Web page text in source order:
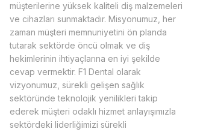
müşterilerine yüksek kaliteli diş malzemeleri
ve cihazları sunmaktadır. Misyonumuz, her
zaman müşteri memnuniyetini ön planda
tutarak sektörde öncü olmak ve diş
hekimlerinin ihtiyaçlarına en iyi şekilde
cevap vermektir. F1 Dental olarak
vizyonumuz, sürekli gelişen sağlık
sektöründe teknolojik yenilikleri takip
ederek müşteri odaklı hizmet anlayışımızla
sektördeki liderliğimizi sürekli